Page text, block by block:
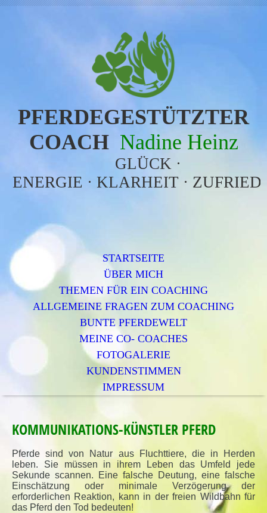
PFERDEGESTÜTZTER
COACH Nadine Heinz
GLÜCK ·
ENERGIE · KLARHEIT ·
STARTSEITE
ÜBER MICH
THEMEN FÜR EIN COACHING
ALLGEMEINE FRAGEN ZUM COACHING
BUNTE PFERDEWELT
MEINE CO- COACHES
FOTOGALERIE
KUNDENSTIMMEN
IMPRESSUM
KOMMUNIKATIONS-KÜNSTLER PFERD
Pferde sind von Natur aus Fluchttiere, die in Herden
leben. Sie müssen in ihrem Leben das Umfeld jede
Sekunde scannen. Eine falsche Deutung, eine falsche
Einschätzung oder minimale Verzögerung der
erforderlichen Reaktion, kann in der freien Wildbahn für
das Pferd den Tod bedeuten!